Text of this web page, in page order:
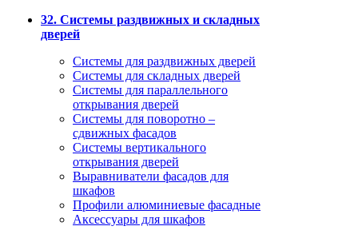
32. Системы раздвижных и складных
дверей
Системы для раздвижных дверей
Системы для складных дверей
Системы для параллельного
открывания дверей
Системы для поворотно –
сдвижных фасадов
Системы вертикального
открывания дверей
Выравниватели фасадов для
шкафов
Профили алюминиевые фасадные
Аксессуары для шкафов